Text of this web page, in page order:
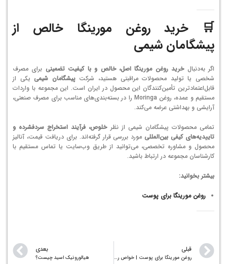
🛒 خرید روغن مورینگا خالص از
پیشگامان شیمی
اگر به‌دنبالخرید روغن مورینگا اصل، خالص و با کیفیت تضمینی برای مصرف
شخصی یا تولید محصولات مراقبتی هستید، شرکتپیشگامان شیمییکی از
قابل‌اعتمادترین تأمین‌کنندگان این محصول در ایران است. این مجموعه با واردات
مستقیم و عمده، روغن Moringa را در بسته‌بندی‌های مناسب برای مصرف صنعتی،
آرایشی و بهداشتی عرضه می‌کند.
تمامی محصولات پیشگامان شیمی از نظرخلوص، فرآیند استخراج سرد‌فشرده و
تاییدیه‌های کیفی بین‌المللیمورد بررسی قرار گرفته‌اند. برای دریافت قیمت، آنالیز
محصول و مشاوره تخصصی، می‌توانید از طریق وب‌سایت یا تماس مستقیم با
کارشناسان مجموعه در ارتباط باشید.
بیشتر بخوانید:
روغن مورینگا برای پوست
قبلی
روغن مورینگا برای پوست | خواص روغن مورینگا برای پوست و نحوه استفاده از آن
بعدی
هیالورونیک اسید چیست؟